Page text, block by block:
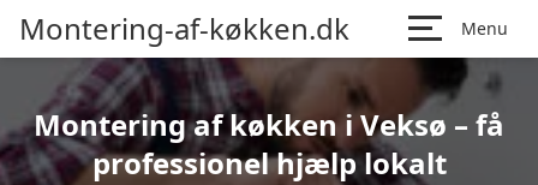
Montering-af-køkken.dk Menu
Montering af køkken i Veksø – få
professionel hjælp lokalt